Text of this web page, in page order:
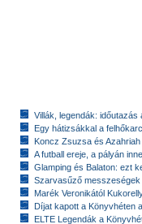
Villák, legendák: időutazás
Egy hátizsákkal a
Koncz Zsuzsa és
A futball ereje, a pályán
Glamping és Balaton: ezt
Szarvasűző messzeségek
Marék Veronikától
Díjat kapott a Könyvhéten
ELTE Legendák a